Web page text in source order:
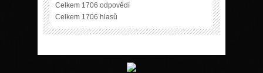
Celkem 1706 odpovědí
Celkem 1706 hlasů